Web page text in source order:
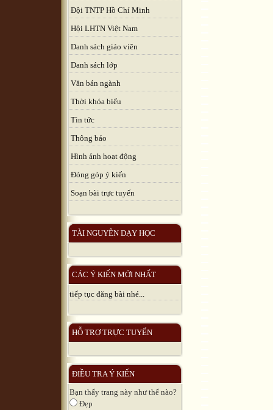
Đội TNTP Hồ Chí Minh
Hội LHTN Việt Nam
Danh sách giáo viên
Danh sách lớp
Văn bản ngành
Thời khóa biểu
Tin tức
Thông báo
Hình ảnh hoạt động
Đóng góp ý kiến
Soạn bài trực tuyến
TÀI NGUYÊN DẠY HỌC
CÁC Ý KIẾN MỚI NHẤT
tiếp tục đăng bài nhé...
HỖ TRỢ TRỰC TUYẾN
ĐIỀU TRA Ý KIẾN
Bạn thấy trang này như thế nào?
Đẹp